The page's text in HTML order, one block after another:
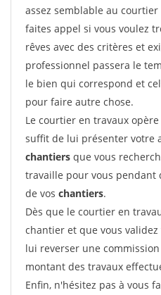
assez semblable au
faites appel si vous voulez
rêves avec des critères et
professionnel passera le
le bien qui correspond et
pour faire autre chose.
Le courtier en travaux
suffit de lui présenter votre
chantiers que vous
travaille pour vous pendant
de vos chantiers.
Dès que le courtier en
chantier et que vous
lui reverser une
montant des travaux
Enfin, n'hésitez pas à vous